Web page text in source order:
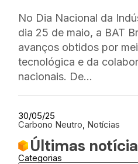
No Dia Nacional da
dia 25 de maio, a BAT
avanços obtidos por
tecnológica e da
nacionais. De…
30/05/25
Carbono Neutro, Notícias
Últimas
Categorias